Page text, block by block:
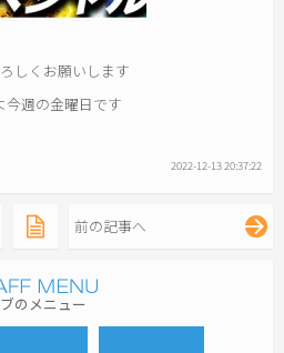
しくお願いします
今週の金曜日です
2022-12-13 20:37:22
前の記事へ
のメニュー